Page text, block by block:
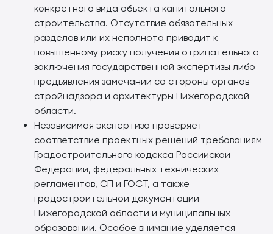
конкретного вида объекта капитального
строительства. Отсутствие обязательных
разделов или их неполнота приводит к
повышенному риску получения отрицательного
заключения государственной экспертизы либо
предъявления замечаний со стороны органов
стройнадзора и архитектуры Нижегородской
области.
Независимая экспертиза проверяет
соответствие проектных решений требованиям
Градостроительного кодекса Российской
Федерации, федеральных технических
регламентов, СП и ГОСТ, а также
градостроительной документации
Нижегородской области и муниципальных
образований. Особое внимание уделяется